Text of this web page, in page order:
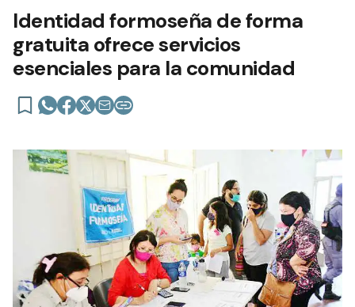
Identidad formoseña de forma
gratuita ofrece servicios
esenciales para la comunidad